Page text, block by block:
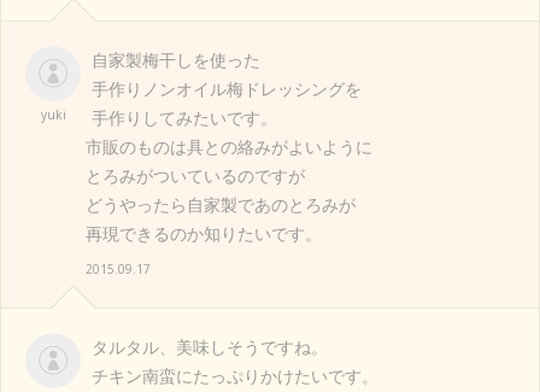
yuki
自家製梅干しを使った
手作りノンオイル梅ドレッシングを
手作りしてみたいです。
市販のものは具との絡みがよいように
とろみがついているのですが
どうやったら自家製であのとろみが
再現できるのか知りたいです。
2015.09.17
タルタル、美味しそうですね。
チキン南蛮にたっぷりかけたいです。